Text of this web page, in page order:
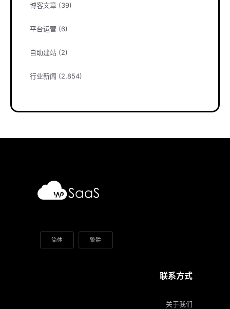
博客文章 (39)
平台运营 (6)
自助建站 (2)
行业新闻 (2,854)
简体 繁體
联系方式
关于我们